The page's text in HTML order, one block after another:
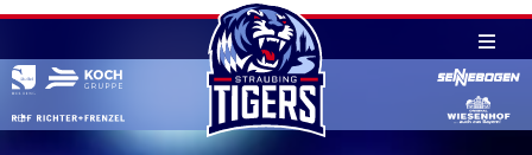
Skip
content